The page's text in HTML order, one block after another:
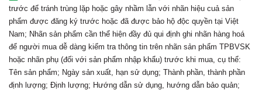
trước để tránh trùng lặp hoặc gây nhầm lẫn với nhãn hiệu cuả sản
phẩm được đăng ký trước hoặc đã được bảo hộ độc quyền tại Việt
Nam; Nhãn sản phẩm cần thể hiện đầy đủ qui định ghi nhãn hàng hoá
để người mua dễ dàng kiểm tra thông tin trên nhãn sản phẩm TPBVSK
hoặc nhãn phụ (đối với sản phẩm nhập khẩu) trước khi mua, cụ thể:
Tên sản phẩm; Ngày sản xuất, hạn sử dụng; Thành phần, thành phần
định lượng; Định lượng; Hướng dẫn sử dụng, hướng dẫn bảo quản;